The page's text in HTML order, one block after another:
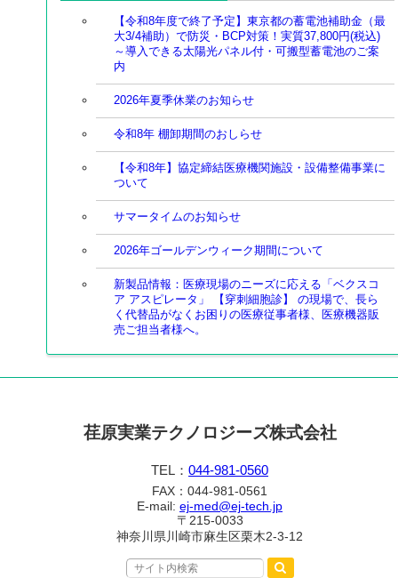
【令和8年度で終了予定】東京都の蓄電池補助金（最
大3/4補助）で防災・BCP対策！実質37,800円(税込)
～導入できる太陽光パネル付・可搬型蓄電池のご案
内
2026年夏季休業のお知らせ
令和8年 棚卸期間のおしらせ
【令和8年】協定締結医療機関施設・設備整備事業に
ついて
サマータイムのお知らせ
2026年ゴールデンウィーク期間について
新製品情報：医療現場のニーズに応える「ベクスコ
ア アスピレータ」 【穿刺細胞診】 の現場で、長ら
く代替品がなくお困りの医療従事者様、医療機器販
売ご担当者様へ。
荏原実業テクノロジーズ株式会社
TEL： 044-981-0560
FAX：044-981-0561
E-mail: ej-med@ej-tech.jp
〒215-0033
神奈川県川崎市麻生区栗木2-3-12